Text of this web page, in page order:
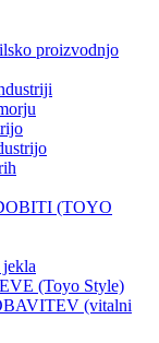
proizvodnjo
(TOYO
(Toyo Style)
(vitalni